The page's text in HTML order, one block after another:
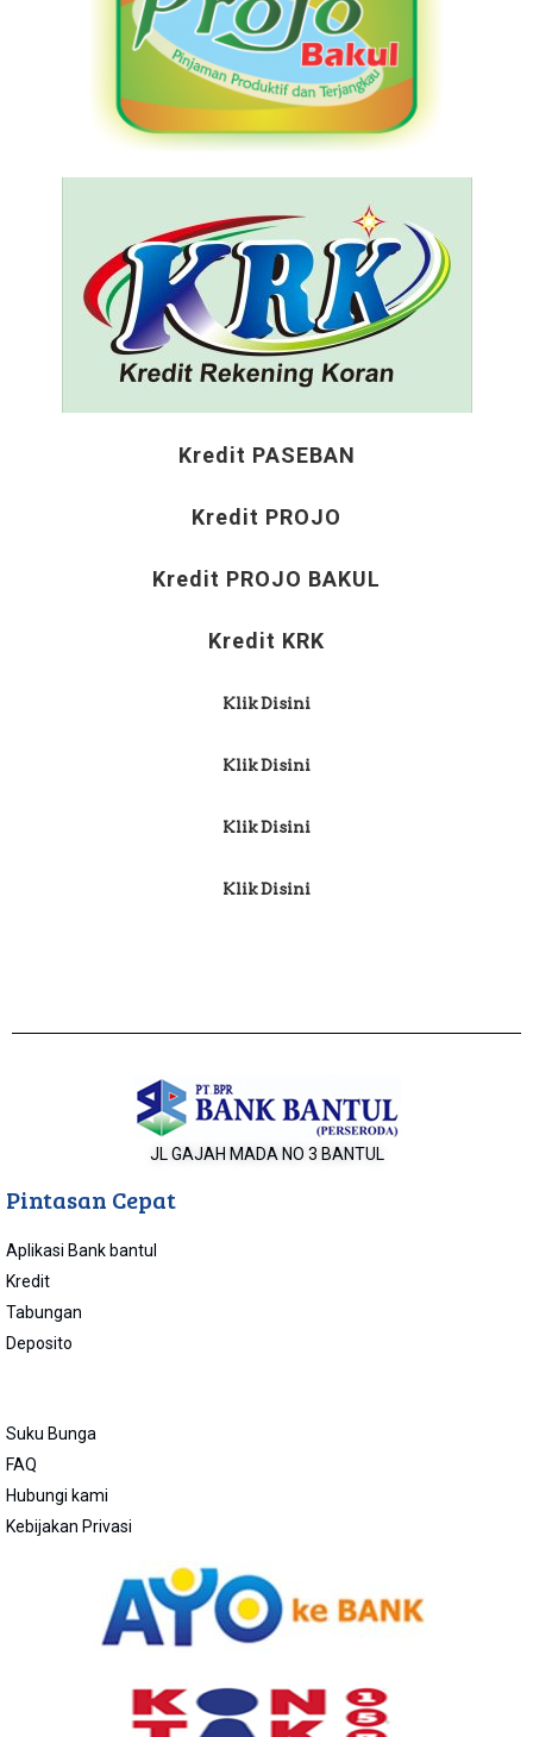
Kredit PASEBAN
Kredit PROJO
Kredit PROJO BAKUL
Kredit KRK
Klik Disini
Klik Disini
Klik Disini
Klik Disini
JL GAJAH MADA NO 3 BANTUL
Pintasan Cepat
Aplikasi Bank bantul
Kredit
Tabungan
Deposito
Suku Bunga
FAQ
Hubungi kami
Kebijakan Privasi